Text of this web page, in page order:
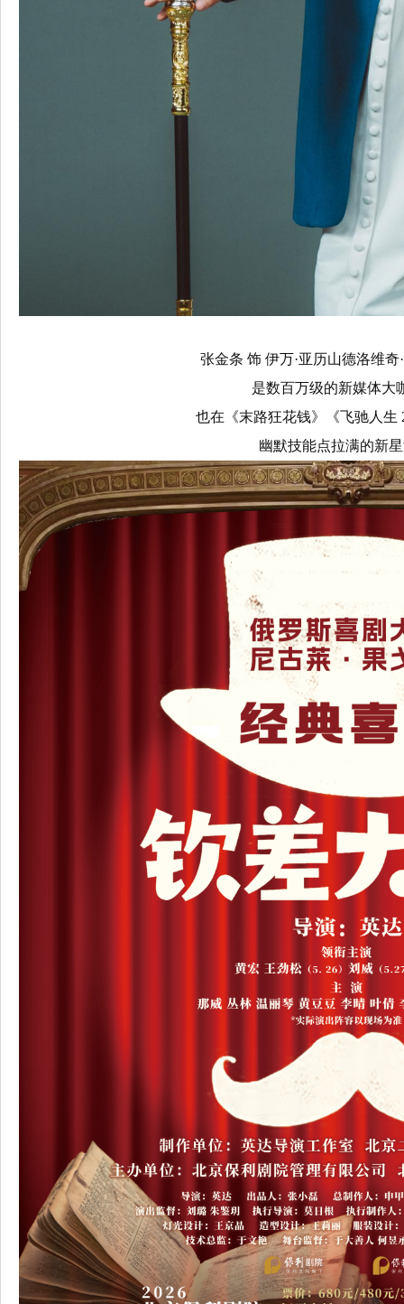
张金条 饰 伊万·亚历山德洛维奇
是数百万级的新媒体大
也在《末路狂花钱》《飞驰人生
幽默技能点拉满的新